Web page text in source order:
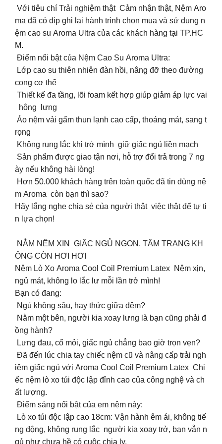
Với tiêu chí Trải nghiệm thật Cảm nhận thật, Nệm Aro
ma đã có dịp ghi lại hành trình chọn mua và sử dụng n
ệm cao su Aroma Ultra của các khách hàng tại TP.HC
M.
Điểm nổi bật của Nệm Cao Su Aroma Ultra:
️ Lớp cao su thiên nhiên đàn hồi, nâng đỡ theo đường
cong cơ thể
️ Thiết kế đa tầng, lõi foam kết hợp giúp giảm áp lực vai
hông lưng
️ Áo nệm vải gấm thun lạnh cao cấp, thoáng mát, sang t
rọng
️ Không rung lắc khi trở mình giữ giấc ngủ liền mạch
Sản phẩm được giao tận nơi, hỗ trợ đổi trả trong 7 ng
ày nếu không hài lòng!
Hơn 50.000 khách hàng trên toàn quốc đã tin dùng nệ
m Aroma còn bạn thì sao?
Hãy lắng nghe chia sẻ của người thật việc thật để tự ti
n lựa chọn!
️ NẰM NỆM XỊN GIẤC NGỦ NGON, TÂM TRẠNG KH
ÔNG CÒN HƠI HƠI
Nệm Lò Xo Aroma Cool Coil Premium Latex Nệm xịn,
ngủ mát, không lo lắc lư mỗi lần trở mình!
Bạn có đang:
Ngủ không sâu, hay thức giữa đêm?
Nằm một bên, người kia xoay lưng là bạn cũng phải đ
ồng hành?
Lưng đau, cổ mỏi, giấc ngủ chẳng bao giờ trọn vẹn?
Đã đến lúc chia tay chiếc nệm cũ và nâng cấp trải ngh
iệm giấc ngủ với Aroma Cool Coil Premium Latex Chi
ếc nệm lò xo túi độc lập đỉnh cao của công nghệ và ch
ất lượng.
Điểm sáng nổi bật của em nệm này:
Lò xo túi độc lập cao 18cm: Vận hành êm ái, không tiế
ng động, không rung lắc người kia xoay trở, bạn vẫn n
gủ như chưa hề có cuộc chia ly.